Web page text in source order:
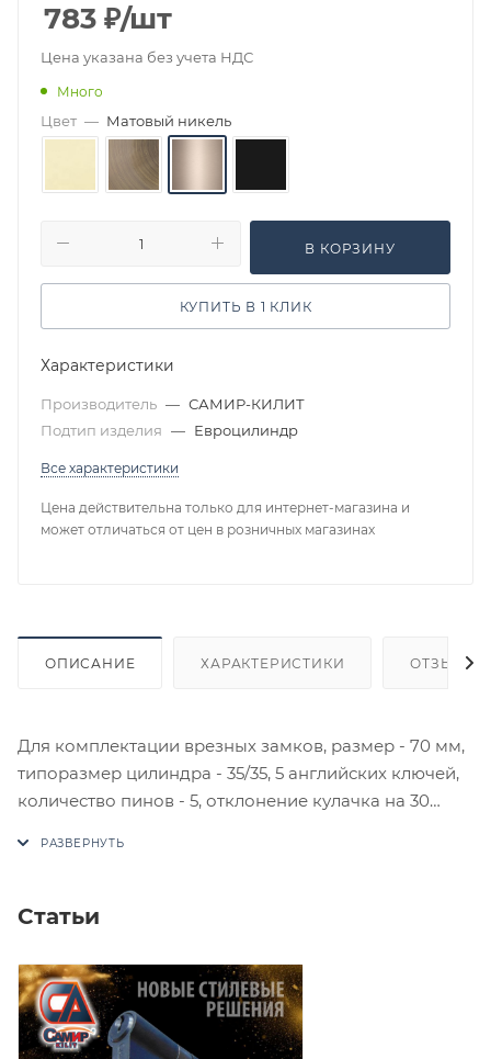
783 ₽/шт
Цена указана без учета НДС
Много
Цвет — Матовый никель
В КОРЗИНУ
КУПИТЬ В 1 КЛИК
Характеристики
Производитель — САМИР-КИЛИТ
Подтип изделия — Евроцилиндр
Все характеристики
Цена действительна только для интернет-магазина и
может отличаться от цен в розничных магазинах
ОПИСАНИЕ ХАРАКТЕРИСТИКИ ОТЗЫВЫ
Для комплектации врезных замков, размер - 70 мм,
типоразмер цилиндра - 35/35, 5 английских ключей,
количество пинов - 5, отклонение кулачка на 30
В случае отсутствия товара данного производителя
утверждение заказчика.
Цены на сайте не являются оптовыми и
окончательными. После оформления заказа
Статьи